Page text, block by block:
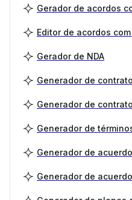
Gerador de acordos
Editor de acordos com
Gerador de NDA
Generador de
Generador de
Generador de
Generador de
Generador de